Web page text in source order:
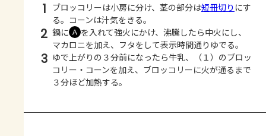
1 ブロッコリーは小房に分け、茎の部分は短冊切り にす
る。コーンは汁気をきる。
2 鍋に Ａ を入れて強火にかけ、沸騰したら中火にし、
マカロニを加え、フタをして表示時間通りゆでる。
3 ゆで上がりの３分前になったら牛乳、（１）のブロッ
コリー・コーンを加え、ブロッコリーに火が通るまで
３分ほど加熱する。